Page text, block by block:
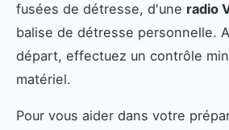
fusées de détresse, d'une radio
balise de détresse personnelle.
départ, effectuez un contrôle
matériel.
Pour vous aider dans votre